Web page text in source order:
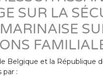
SUR LA
Belgique et la République
par :